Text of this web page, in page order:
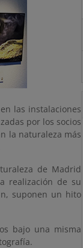
las instalaciones
por los socios
la naturaleza más
de Madrid
realización de su
suponen un hito
bajo una misma